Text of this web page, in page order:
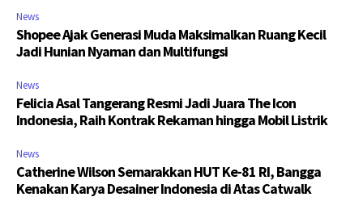
News
Shopee Ajak Generasi Muda Maksimalkan Ruang Kecil
Jadi Hunian Nyaman dan Multifungsi
News
Felicia Asal Tangerang Resmi Jadi Juara The Icon
Indonesia, Raih Kontrak Rekaman hingga Mobil Listrik
News
Catherine Wilson Semarakkan HUT Ke-81 RI, Bangga
Kenakan Karya Desainer Indonesia di Atas Catwalk